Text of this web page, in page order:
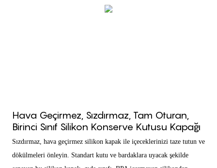
Hava Geçirmez, Sızdırmaz, Tam Oturan,
Birinci Sınıf Silikon Konserve Kutusu Kapağı
Sızdırmaz, hava geçirmez silikon kapak ile içeceklerinizi taze tutun ve
dökülmeleri önleyin. Standart kutu ve bardaklara uyacak şekilde